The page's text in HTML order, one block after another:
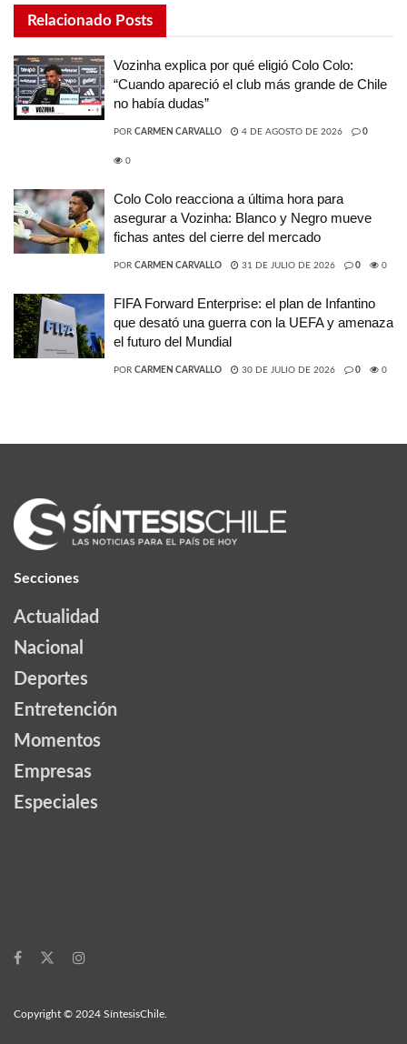
Relacionado Posts
Vozinha explica por qué eligió Colo Colo:
“Cuando apareció el club más grande de Chile
no había dudas”
POR CARMEN CARVALLO 4 DE AGOSTO DE 2026 0
0
Colo Colo reacciona a última hora para
asegurar a Vozinha: Blanco y Negro mueve
fichas antes del cierre del mercado
POR CARMEN CARVALLO 31 DE JULIO DE 2026 0 0
FIFA Forward Enterprise: el plan de Infantino
que desató una guerra con la UEFA y amenaza
el futuro del Mundial
POR CARMEN CARVALLO 30 DE JULIO DE 2026 0 0
Secciones
Actualidad
Nacional
Deportes
Entretención
Momentos
Empresas
Especiales
Copyright © 2024 SíntesisChile.